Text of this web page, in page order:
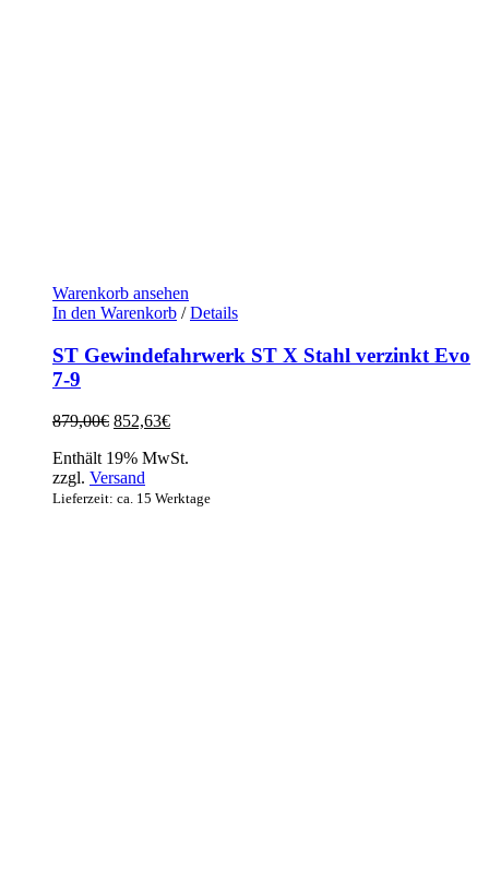
Warenkorb ansehen
In den Warenkorb / Details
ST Gewindefahrwerk ST X Stahl verzinkt Evo
7-9
879,00€ Ursprünglicher
war:
879,00€
852,63€Aktueller
ist:
Enthält 19% MwSt.
zzgl. Versand
Lieferzeit: ca. 15 Werktage